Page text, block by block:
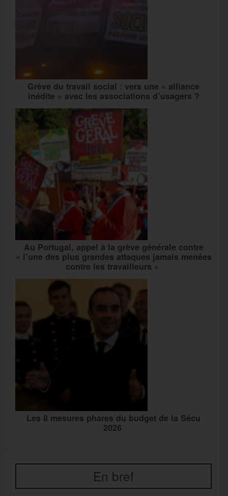
Grève du travail social : vers une « alliance
inédite » avec les associations d’usagers ?
Au Portugal, appel à la grève générale contre
« l’une des plus grandes attaques jamais menées
contre les travailleurs »
Les 8 mesures phares du budget de la Sécu
2026
En bref